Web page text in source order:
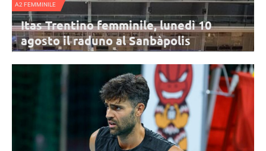
NAZIONALE FEMMINILE
Nazionale B femminile, l’Italia
dalla Svezia di Haak nel triangolare di
Urbino
3-2 contro la Svezia. Top scorer per le Azzurre in un match
combattuto è Obossa.